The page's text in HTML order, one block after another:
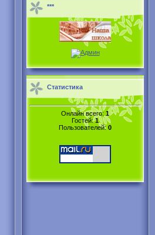
***
Статистика
Онлайн всего: 1
Гостей:1
Пользователей:0